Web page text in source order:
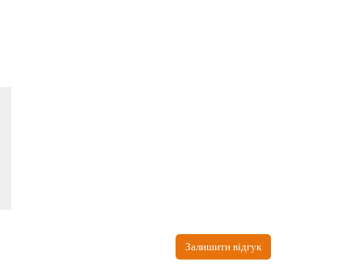
Залишити відгук